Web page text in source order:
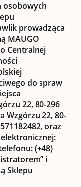
osobowych
prowadząca
MAUGO
Centralnej
do spraw
22, 80-296
Wzgórzu 22, 80-
oraz
elektronicznej:
(+48)
” i
Sklepu